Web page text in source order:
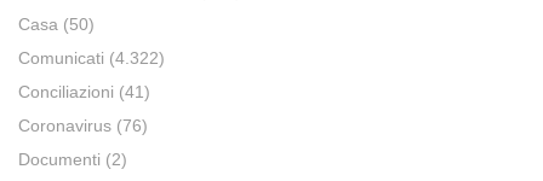
Casa (50)
Comunicati (4.322)
Conciliazioni (41)
Coronavirus (76)
Documenti (2)